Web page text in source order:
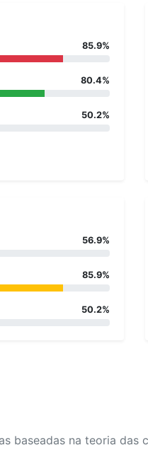
85.9%
80.4%
50.2%
56.9%
85.9%
50.2%
baseadas na teoria